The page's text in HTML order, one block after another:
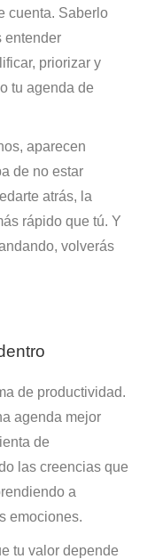
cuenta. Saberlo
entender
priorizar y
tu agenda de
aparecen
de no estar
atrás, la
rápido que tú. Y
volverás
de productividad.
agenda mejor
de
las creencias que
a
emociones.
tu valor depende